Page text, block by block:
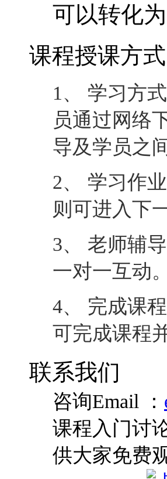
可以转化
课程授课方式
1、 学习方
员通过网络
导及学员之
2、 学习作
则可进入下
3、 老师辅
一对一互动。
4、 完成课
可完成课程
联系我们
咨询Email ：
课程入门讨
供大家免费